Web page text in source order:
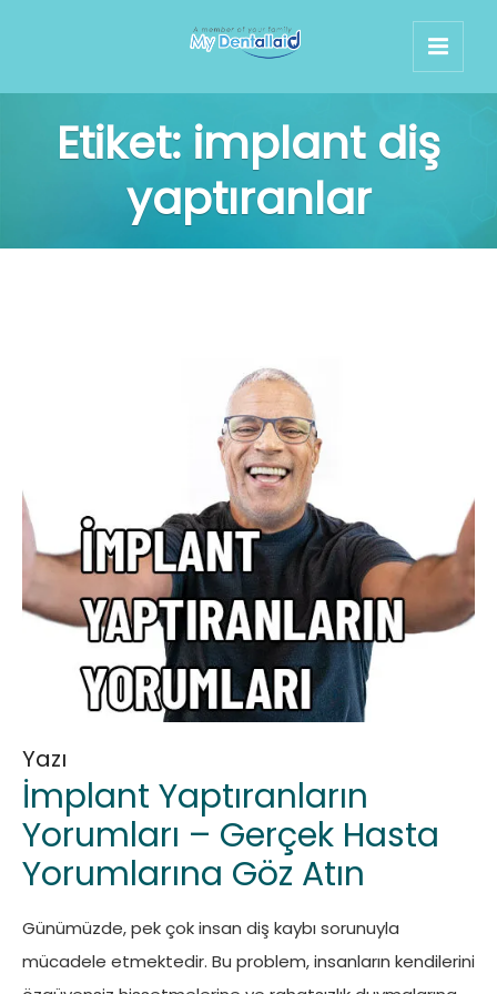
Etiket: implant diş
yaptıranlar
Yazı
İmplant Yaptıranların
Yorumları – Gerçek Hasta
Yorumlarına Göz Atın
Günümüzde, pek çok insan diş kaybı sorunuyla
mücadele etmektedir. Bu problem, insanların kendilerini